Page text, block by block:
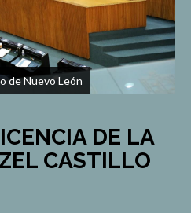
de Nuevo León
DE LA
CASTILLO